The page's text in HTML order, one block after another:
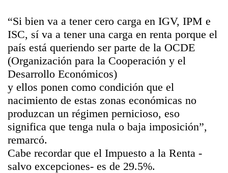
“Si bien va a tener cero carga en IGV, IPM e
ISC, sí va a tener una carga en renta porque el
país está queriendo ser parte de la OCDE
(Organización para la Cooperación y el
Desarrollo Económicos)
y ellos ponen como condición que el
nacimiento de estas zonas económicas no
produzcan un régimen pernicioso, eso
significa que tenga nula o baja imposición”,
remarcó.
Cabe recordar que el Impuesto a la Renta -
salvo excepciones- es de 29.5%.